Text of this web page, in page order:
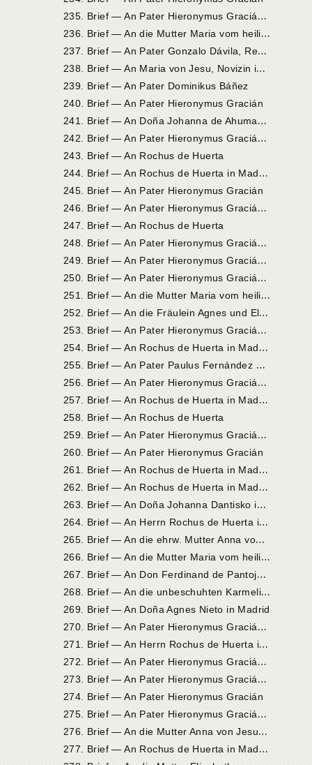
2
35. Brief — An Pater Hieronymus Gracián in Madrid
2
36. Brief — An die Mutter Maria vom heiligen Joseph, Priorin in Sevilla
2
37. Brief — An Pater Gonzalo Dávila, Rektor der Gesellschaft Jesu in Ávila, Beichtvater der Heiligen
2
38. Brief — An Maria von Jesu, Novizin in Toledo
239. Brief — An Pater Dominikus Báñez
240. Brief — An Pater Hieronymus Gracián
2
41. Brief — An Doña Johanna de Ahumada in Alba de Tormes
2
42. Brief — An Pater Hieronymus Gracián in Valladolid
243. Brief — An Rochus de Huerta
2
44. Brief — An Rochus de Huerta in Madrid
245. Brief — An Pater Hieronymus Gracián
2
46. Brief — An Pater Hieronymus Gracián in Madrid
247. Brief — An Rochus de Huerta
2
48. Brief — An Pater Hieronymus Gracián in Madrid
2
49. Brief — An Pater Hieronymus Gracián in Madrid
2
50. Brief — An Pater Hieronymus Gracián in Madrid
2
51. Brief — An die Mutter Maria vom heiligen Joseph, Priorin in Sevilla
2
52. Brief — An die Fräulein Agnes und Elisabeth de Osorno, die in den reformierten Karmel aufgenommen werden wollten
2
53. Brief — An Pater Hieronymus Gracián in Madrid
2
54. Brief — An Rochus de Huerta in Madrid
2
55. Brief — An Pater Paulus Fernández aus der Gesellschaft
2
56. Brief — An Pater Hieronymus Gracián in Madrid
2
57. Brief — An Rochus de Huerta in Madrid
258. Brief — An Rochus de Huerta
2
59. Brief — An Pater Hieronymus Gracián in Madrid
260. Brief — An Pater Hieronymus Gracián
2
61. Brief — An Rochus de Huerta in Madrid
2
62. Brief — An Rochus de Huerta in Madrid
2
63. Brief — An Doña Johanna Dantisko in Madrid
2
64. Brief — An Herrn Rochus de Huerta in Madrid
2
65. Brief — An die ehrw. Mutter Anna von Jesu, Priorin in Veas
2
66. Brief — An die Mutter Maria vom heiligen Joseph in Sevilla
2
67. Brief — An Don Ferdinand de Pantoja, Prior des Kartäuserklosters de las Cuevas in Sevilla
2
68. Brief — An die unbeschuhten Karmelitinnen zu Sevilla
269. Brief — An Doña Agnes Nieto in Madrid
2
70. Brief — An Pater Hieronymus Gracián in Madrid
2
71. Brief — An Herrn Rochus de Huerta in Madrid
2
72. Brief — An Pater Hieronymus Gracián in Alcalá
2
73. Brief — An Pater Hieronymus Gracián in Madrid
274. Brief — An Pater Hieronymus Gracián
2
75. Brief — An Pater Hieronymus Gracián in Alcalá oder in Madrid
2
76. Brief — An die Mutter Anna von Jesu, Priorin in Veas
2
77. Brief — An Rochus de Huerta in Madrid